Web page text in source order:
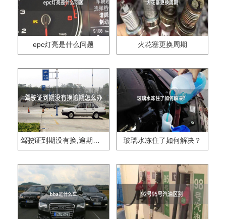
epc灯亮是什么问题 火花塞更换周期
驾驶证到期没有换,逾期怎么办?? 玻璃水冻住了如何解决？